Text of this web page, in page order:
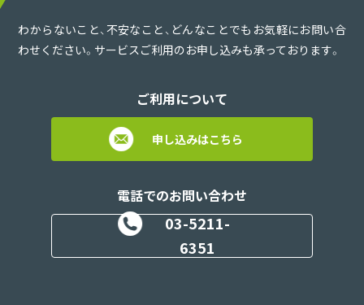
わからないこと、不安なこと、どんなことでもお気軽にお問い合
わせください。サービスご利用のお申し込みも承っております。
ご利用について
申し込みはこちら
電話でのお問い合わせ
03-5211-
6351